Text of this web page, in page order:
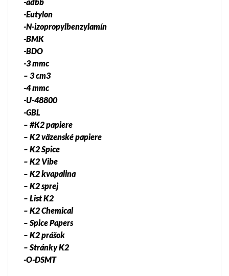
-adbb
-Eutylon
-N-izopropylbenzylamín
-BMK
-BDO
-3 mmc
– 3 cm3
-4 mmc
-U-48800
-GBL
– #K2 papiere
– K2 väzenské papiere
– K2 Spice
– K2 Vibe
– K2 kvapalina
– K2 sprej
– List K2
– K2 Chemical
– Spice Papers
– K2 prášok
– Stránky K2
-O-DSMT